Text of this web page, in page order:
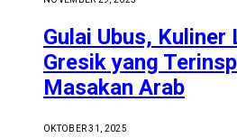
Gulai Ubus, Kuliner
Gresik yang
Masakan Arab
OKTOBER 31, 2025